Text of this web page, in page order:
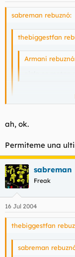
sabreman rebuznó:
thebiggestfan
Armani
ojala os metan
Esa frase esta
ojala os metan
:D :D :D :D
ah, ok.
Permiteme una
sabreman
Freak
16 Jul 2004
thebiggestfan
sabreman